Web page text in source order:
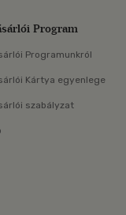
Program
Programunkról
Kártya egyenlege
szabályzat